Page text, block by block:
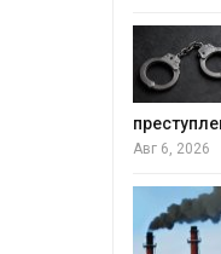
Амазонии
более 800
ходе операции
расчёта
квот на
выбросы